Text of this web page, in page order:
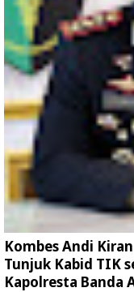
Kombes Andi
Tunjuk Kabid TIK
Kapolresta Banda